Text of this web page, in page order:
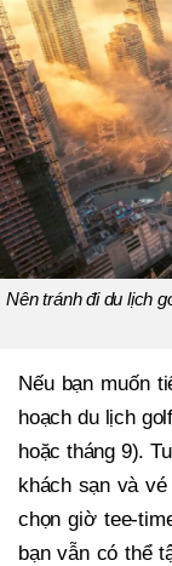
Nên tránh đi du lịch
Nếu bạn muốn
hoạch du lịch
hoặc tháng 9).
khách sạn và
chọn giờ tee-
bạn vẫn có thể